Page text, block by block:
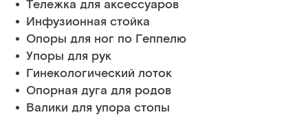
Тележка для аксессуаров
Инфузионная стойка
Опоры для ног по Геппелю
Упоры для рук
Гинекологический лоток
Опорная дуга для родов
Валики для упора стопы